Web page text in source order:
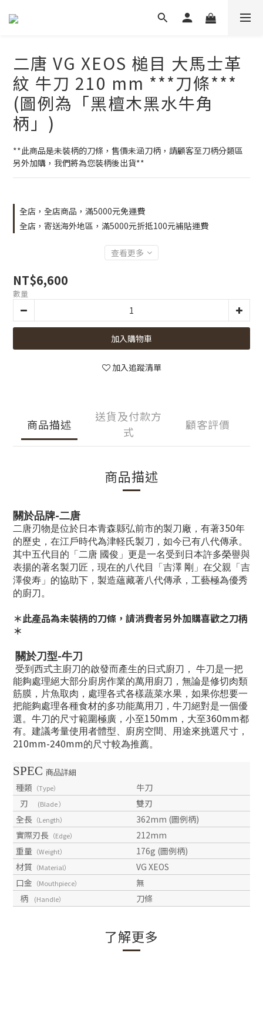
二唐 VG XEOS 槌目 大馬士革
紋 牛刀 210 mm ***刀條***
(圖例為「黑檀木黑水牛角
柄」)
**此商品是未裝柄的刀條，售價未涵刀柄，請顧客至刀柄分類區
另外加購，我們將為您裝柄後出貨**
全店，全店商品，滿5000元免運費
全店，寄送海外地區，滿5000元折抵100元補貼運費
查看更多
NT$6,600
數量
加入購物車
加入追蹤清單
商品描述
送貨及付款方
式
顧客評價
商品描述
關於品牌-二唐
二唐刃物是位於日本青森縣弘前市的製刀廠，有著350年
的歷史，在江戶時代為津軽氏製刀，如今已有八代傳承。
其中五代目的「二唐 國俊」更是一名受到日本許多榮譽與
表揚的著名製刀匠，現在的八代目「吉澤 剛」在父親「吉
澤俊寿」的協助下，製造蘊藏著八代傳承，工藝極為優秀
的廚刀。
＊此產品為未裝柄的刀條，請消費者另外加購喜歡之刀柄
＊
關於刀型-牛刀
受到西式主廚刀的啟發而產生的日式廚刀，
牛刀是一把
能夠處理絕大部分廚房作業的萬用廚刀，無論是修切肉類
筋膜，片魚取肉，處理各式各樣蔬菜水果，如果你想要一
把能夠處理各種食材的多功能萬用刀，牛刀絕對是一個優
選。牛刀的尺寸範圍極廣，小至150mm ，大至360mm都
有。建議考量使用者體型、廚房空間、用途來挑選尺寸，
210mm-240mm的尺寸較為推薦。
SPEC 商品詳細
種類 （Type）
牛刀
刃 (Blade ）
雙刃
全長 （Length）
362mm (圖例柄)
實際刃長 （Edge）
212mm
重量 （Weight）
176g (圖例柄)
材質 （Material）
VG XEOS
口金 （Mouthpiece）
無
柄 (Handle） 刀條
了解更多